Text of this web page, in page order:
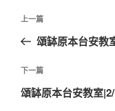
文
導
覽
上
一
文
章
上一篇
頌缽原本台安教
下
一
下一篇
頌缽原本台安教室